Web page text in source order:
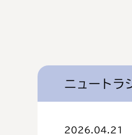
ニュートラ
2026.04.21